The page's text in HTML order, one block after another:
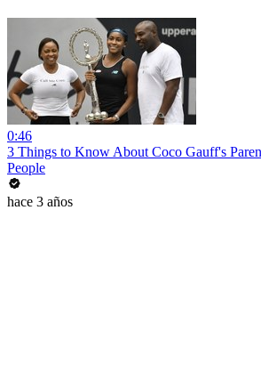
0:46
3 Things to Know About Coco Gauff's
People
hace 3 años